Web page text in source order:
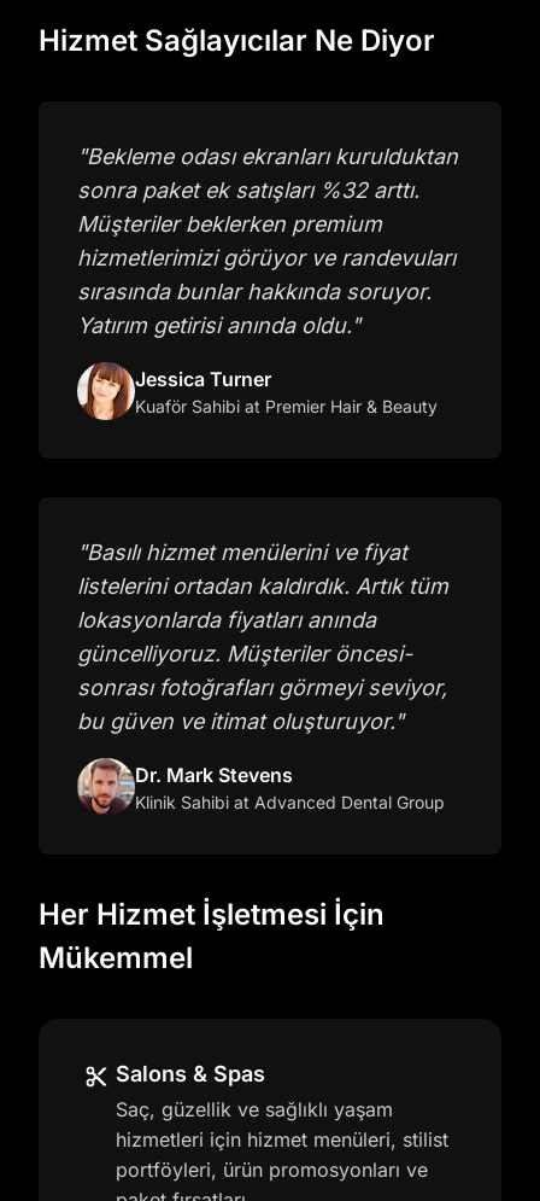
Hizmet Sağlayıcılar Ne Diyor
"Bekleme odası ekranları kurulduktan
sonra paket ek satışları %32 arttı.
Müşteriler beklerken premium
hizmetlerimizi görüyor ve randevuları
sırasında bunlar hakkında soruyor.
Yatırım getirisi anında oldu."
Jessica Turner
Kuaför Sahibi at Premier Hair & Beauty
"Basılı hizmet menülerini ve fiyat
listelerini ortadan kaldırdık. Artık tüm
lokasyonlarda fiyatları anında
güncelliyoruz. Müşteriler öncesi-
sonrası fotoğrafları görmeyi seviyor,
bu güven ve itimat oluşturuyor."
Dr. Mark Stevens
Klinik Sahibi at Advanced Dental Group
Her Hizmet İşletmesi İçin
Mükemmel
Salons & Spas
Saç, güzellik ve sağlıklı yaşam
hizmetleri için hizmet menüleri, stilist
portföyleri, ürün promosyonları ve